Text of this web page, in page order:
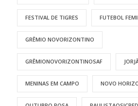
FESTIVAL DE TIGRES FUTEBOL
GRÊMIO NOVORIZONTINO
GRÊMIONOVORIZONTINOSAF
MENINAS EM CAMPO NOVO